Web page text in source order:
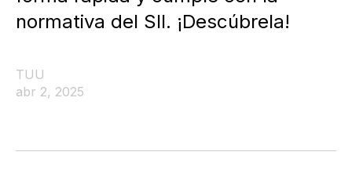
normativa del SII. ¡Descúbrela!
TUU
abr 2, 2025